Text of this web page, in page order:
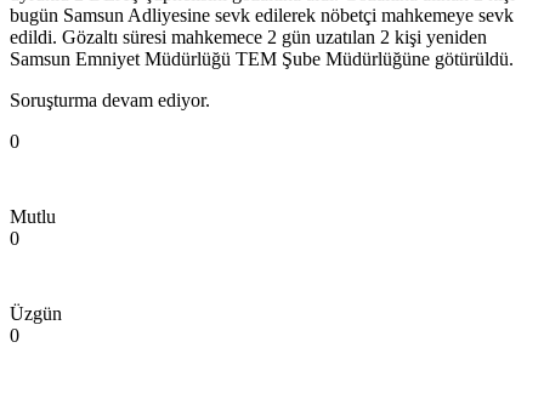
bugün Samsun Adliyesine sevk edilerek nöbetçi mahkemeye sevk
edildi. Gözaltı süresi mahkemece 2 gün uzatılan 2 kişi yeniden
Samsun Emniyet Müdürlüğü TEM Şube Müdürlüğüne götürüldü.
Soruşturma devam ediyor.
0
Mutlu
0
Üzgün
0